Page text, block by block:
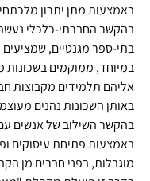
באמצעות מתן יתרון
באותן השכונות נהנים
מוגבלות, בפני חברים מן